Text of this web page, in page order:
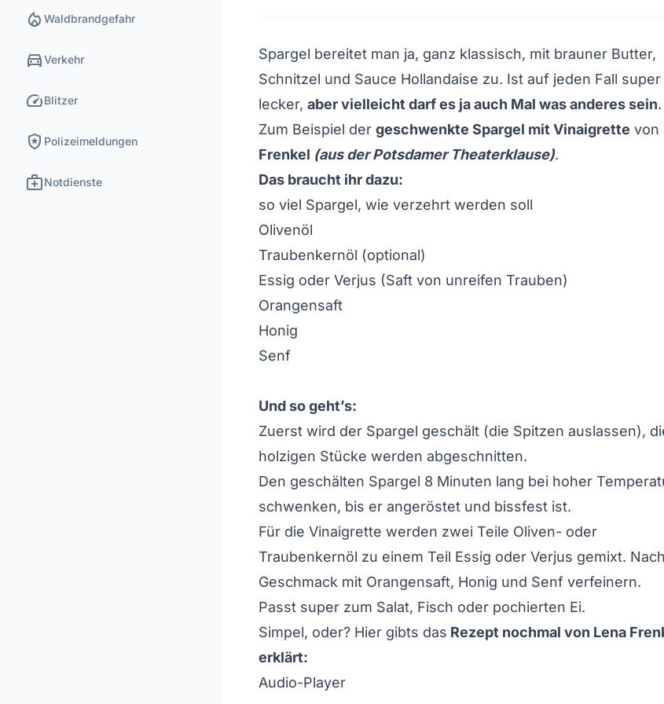
local_fire_department Waldbrandgefahr
directions_carVerkehr
speedBlitzer
local_police Polizeimeldungen
medical_servicesNotdienste
Spargel bereitet man ja, ganz klassisch, mit brauner Butter,
Schnitzel und Sauce Hollandaise zu. Ist auf jeden Fall super
lecker, aber vielleicht darf es ja auch Mal was anderes sein.
Zum Beispiel der geschwenkte Spargel mit Vinaigrette von
Frenkel (aus derPotsdamer Theaterklause).
Das braucht ihr dazu:
so viel Spargel, wie verzehrt werden soll
Olivenöl
Traubenkernöl (optional)
Essig oder Verjus (Saft von unreifen Trauben)
Orangensaft
Honig
Senf
Und so geht’s:
Zuerst wird der Spargel geschält (die Spitzen auslassen),
holzigen Stücke werden abgeschnitten.
Den geschälten Spargel 8 Minuten lang bei hoher
schwenken, bis er angeröstet und bissfest ist.
Für die Vinaigrette werden zwei Teile Oliven- oder
Traubenkernöl zu einem Teil Essig oder Verjus gemixt. Nach
Geschmack mit Orangensaft, Honig und Senf verfeinern.
Passt super zum Salat, Fisch oder pochierten Ei.
Simpel, oder? Hier gibts das Rezept nochmal von Lena
erklärt:
Audio-Player